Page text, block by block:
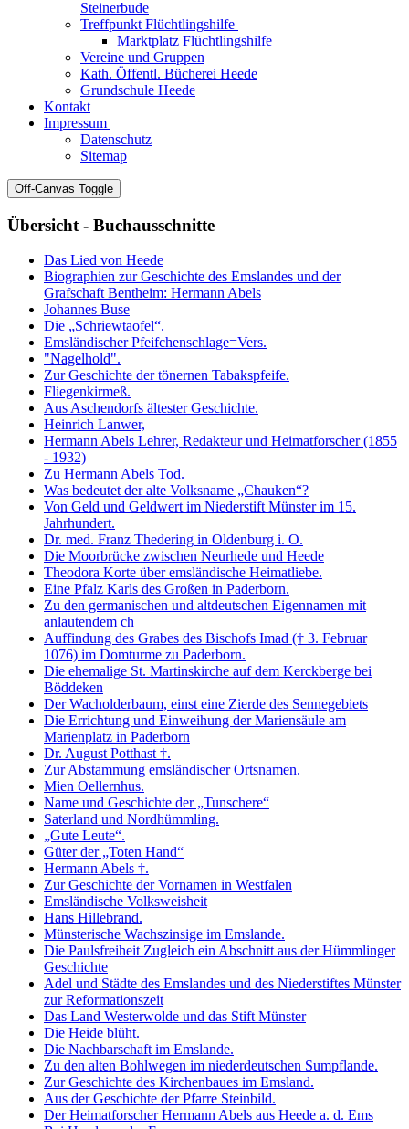
Steinerbude
Treffpunkt Flüchtlingshilfe
Marktplatz Flüchtlingshilfe
Vereine und Gruppen
Kath. Öffentl. Bücherei Heede
Grundschule Heede
Kontakt
Impressum
Datenschutz
Sitemap
Off-Canvas Toggle
Übersicht - Buchausschnitte
Das Lied von Heede
Biographien zur Geschichte des Emslandes und der
Grafschaft Bentheim: Hermann Abels
Johannes Buse
Die „Schriewtaofel“.
Emsländischer Pfeifchenschlage=Vers.
"Nagelhold".
Zur Geschichte der tönernen Tabakspfeife.
Fliegenkirmeß.
Aus Aschendorfs ältester Geschichte.
Heinrich Lanwer,
Hermann Abels Lehrer, Redakteur und Heimatforscher (1855
- 1932)
Zu Hermann Abels Tod.
Was bedeutet der alte Volksname „Chauken“?
Von Geld und Geldwert im Niederstift Münster im 15.
Jahrhundert.
Dr. med. Franz Thedering in Oldenburg i. O.
Die Moorbrücke zwischen Neurhede und Heede
Theodora Korte über emsländische Heimatliebe.
Eine Pfalz Karls des Großen in Paderborn.
Zu den germanischen und altdeutschen Eigennamen mit
anlautendem ch
Auffindung des Grabes des Bischofs Imad († 3. Februar
1076) im Domturme zu Paderborn.
Die ehemalige St. Martinskirche auf dem Kerckberge bei
Böddeken
Der Wacholderbaum, einst eine Zierde des Sennegebiets
Die Errichtung und Einweihung der Mariensäule am
Marienplatz in Paderborn
Dr. August Potthast †.
Zur Abstammung emsländischer Ortsnamen.
Mien Oellernhus.
Name und Geschichte der „Tunschere“
Saterland und Nordhümmling.
„Gute Leute“.
Güter der „Toten Hand“
Hermann Abels †.
Zur Geschichte der Vornamen in Westfalen
Emsländische Volksweisheit
Hans Hillebrand.
Münsterische Wachszinsige im Emslande.
Die Paulsfreiheit Zugleich ein Abschnitt aus der Hümmlinger
Geschichte
Adel und Städte des Emslandes und des Niederstiftes Münster
zur Reformationszeit
Das Land Westerwolde und das Stift Münster
Die Heide blüht.
Die Nachbarschaft im Emslande.
Zu den alten Bohlwegen im niederdeutschen Sumpflande.
Zur Geschichte des Kirchenbaues im Emsland.
Aus der Geschichte der Pfarre Steinbild.
Der Heimatforscher Hermann Abels aus Heede a. d. Ems